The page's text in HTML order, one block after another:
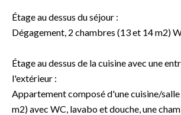
Étage au dessus du séjour :
Dégagement, 2 chambres (13 et 14 m2)
Étage au dessus de la cuisine avec une
l'extérieur :
Appartement composé d'une cuisine/salle
m2) avec WC, lavabo et douche, une